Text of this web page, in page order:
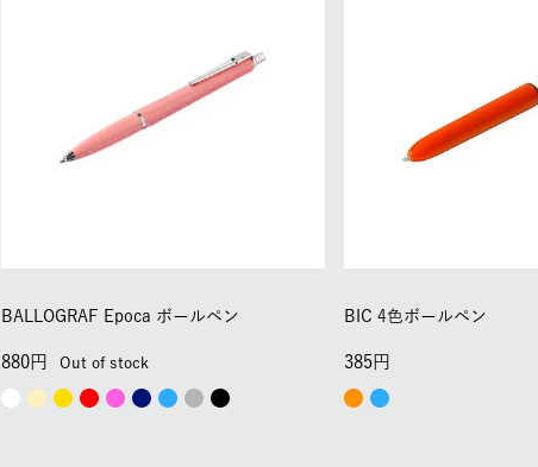
BALLOGRAF Epoca ボールペン
880 Out of stock
BIC 4色ボールペン
385